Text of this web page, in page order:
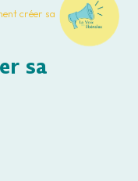
créer sa
sa